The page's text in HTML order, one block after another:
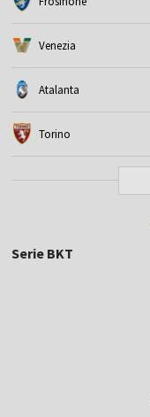
Venezia
Atalanta
Torino
Serie BKT